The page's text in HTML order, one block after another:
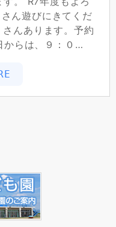
ん遊びにきてくだ
んあります。予約
からは、９：０…